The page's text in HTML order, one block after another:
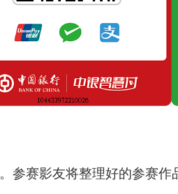
参赛影友将整理好的参赛作